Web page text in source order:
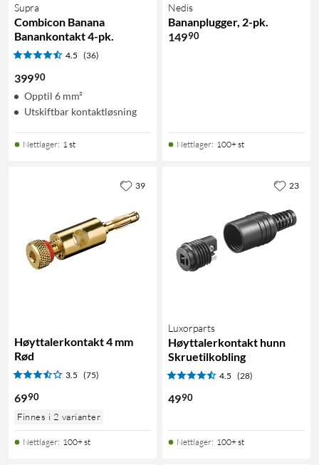
Supra
Combicon Banana
Banankontakt 4-pk.
4.5 (36)
39990
Opptil 6 mm²
Utskiftbar kontaktløsning
Nettlager: 1 st
Nedis
Bananplugger, 2-pk.
14990
Nettlager: 100+ st
Høyttalerkontakt 4 mm
Rød
3.5 (75)
6990
Finnes i 2 varianter
Nettlager: 100+ st
39
Luxorparts
Høyttalerkontakt hunn
Skruetilkobling
4.5 (28)
4990
Nettlager: 100+ st
23